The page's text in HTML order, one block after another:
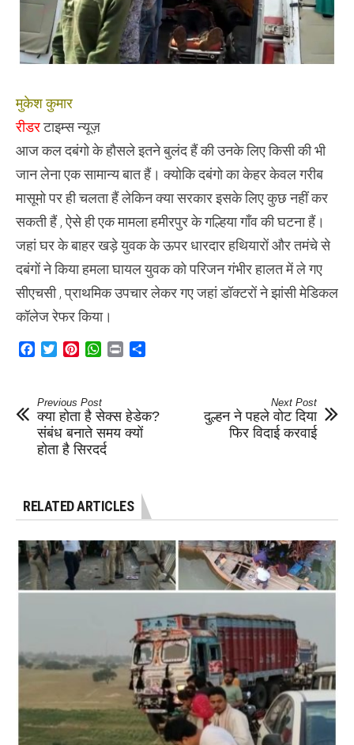
मुकेश कुमार
रीडरटाइम्स न्यूज़
आज कल दबंगो के हौसले इतने बुलंद हैं की उनके लिए किसी की भी
जान लेना एक सामान्य बात हैं। क्योकि दबंगो का केहर केवल गरीब
मासूमो पर ही चलता हैं लेकिन क्या सरकार इसके लिए कुछ नहीं कर
सकती हैं , ऐसे ही एक मामला हमीरपुर के गल्हिया गाँव की घटना हैं।
जहां घर के बाहर खड़े युवक के ऊपर धारदार हथियारों और तमंचे से
दबंगों ने किया हमला घायल युवक को परिजन गंभीर हालत में ले गए
सीएचसी , प्राथमिक उपचार लेकर गए जहां डॉक्टरों ने झांसी मेडिकल
कॉलेज रेफर किया।
Facebook
TwitterPinterestWhatsApp
Print
Previous Post
क्या होता है सेक्स हेडेक?
संबंध बनाते समय क्यों
होता है सिरदर्द
Next Post
दुल्हन ने पहले वोट दिया
फिर विदाई करवाई
RELATED ARTICLES